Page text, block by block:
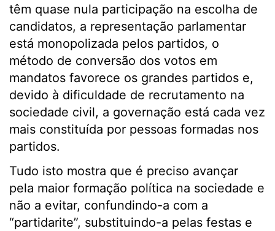
têm quase nula participação na escolha de
candidatos, a representação parlamentar
está monopolizada pelos partidos, o
método de conversão dos votos em
mandatos favorece os grandes partidos e,
devido à dificuldade de recrutamento na
sociedade civil, a governação está cada vez
mais constituída por pessoas formadas nos
partidos.
Tudo isto mostra que é preciso avançar
pela maior formação política na sociedade e
não a evitar, confundindo-a com a
“partidarite”, substituindo-a pelas festas e